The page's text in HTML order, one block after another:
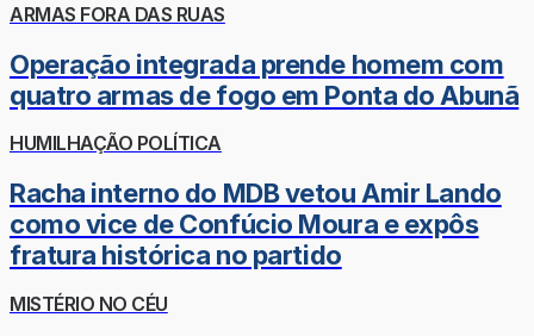
ARMAS FORA DAS RUAS
Operação integrada prende homem com
quatro armas de fogo em Ponta do Abunã
HUMILHAÇÃO POLÍTICA
Racha interno do MDB vetou Amir Lando
como vice de Confúcio Moura e expôs
fratura histórica no partido
MISTÉRIO NO CÉU